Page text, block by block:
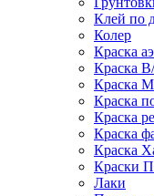
Клей по
Колер
Краска
Краска
Краска
Краска
Краска
Краска
Краска
Краски
Лаки